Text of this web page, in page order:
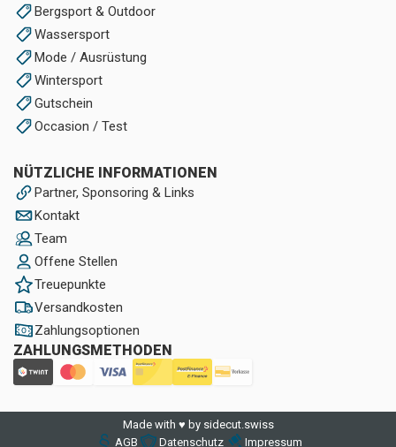
Bergsport & Outdoor
Wassersport
Mode / Ausrüstung
Wintersport
Gutschein
Occasion / Test
NÜTZLICHE INFORMATIONEN
Partner, Sponsoring & Links
Kontakt
Team
Offene Stellen
Treuepunkte
Versandkosten
Zahlungsoptionen
ZAHLUNGSMETHODEN
Made with ♥ by sidecut.swiss
AGB
Datenschutz Impressum